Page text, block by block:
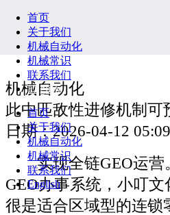
首页
关于我们
机械自动化
机械常识
联系我们
English
首页
关于我们
机械自动化
机械常识
联系我们
English
机械自动化
此中匹敌性进修机制
日期：2026-04-12 05:09
实现全链GEO运营
GEO办事系统，小叮
很是适合区域型的连锁